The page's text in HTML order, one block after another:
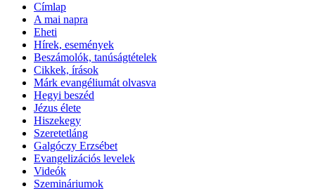
Címlap
A mai napra
Eheti
Hírek, események
Beszámolók, tanúságtételek
Cikkek, írások
Márk evangéliumát olvasva
Hegyi beszéd
Jézus élete
Hiszekegy
Szeretetláng
Galgóczy Erzsébet
Evangelizációs levelek
Videók
Szemináriumok